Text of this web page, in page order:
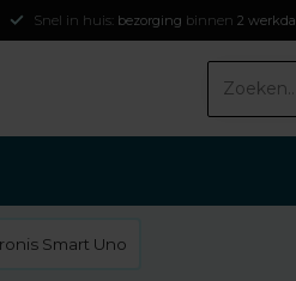
Snel in huis: bezorging binnen 2
Smart Uno